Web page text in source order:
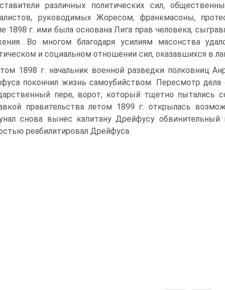
различных политических сил,
руководимых Жоресом, франкмасоны,
1898 г. ими была основана Лига прав человека,
Во многом благодаря усилиям масонства
и социальном отношении сил, оказавшихся в
1898 г. начальник военной разведки полковниц
покончил жизнь самоубийством. Пересмотр
пере, ворот, который тщетно
правительства летом 1899 г. открылась
снова вынес капитану Дрейфусу
реабилитировал Дрейфуса.